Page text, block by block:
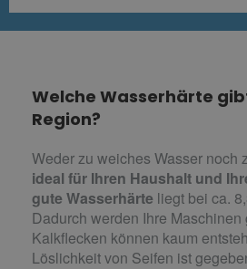
Welche Wasserhärte
Region?
Weder zu weiches Wasser noch
ideal für Ihren Haushalt und
gute Wasserhärte liegt bei ca.
Dadurch werden Ihre Maschinen
Kalkflecken können kaum
Löslichkeit von Seifen ist